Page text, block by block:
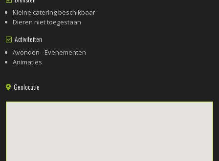
Kleine catering beschikbaar
Dieren niet toegestaan
Activiteiten
Avonden - Evenementen
Animaties
Geolocatie